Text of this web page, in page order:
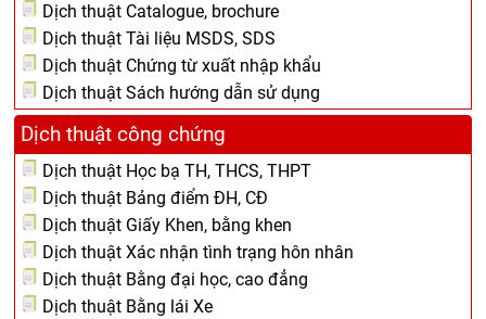
Dịch thuật Catalogue, brochure
Dịch thuật Tài liệu MSDS, SDS
Dịch thuật Chứng từ xuất nhập khẩu
Dịch thuật Sách hướng dẫn sử dụng
Dịch thuật công chứng
Dịch thuật Học bạ TH, THCS, THPT
Dịch thuật Bảng điểm ĐH, CĐ
Dịch thuật Giấy Khen, bằng khen
Dịch thuật Xác nhận tình trạng hôn nhân
Dịch thuật Bằng đại học, cao đẳng
Dịch thuật Bằng lái Xe